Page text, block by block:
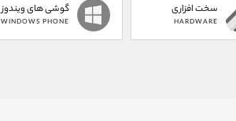
سخت افزاری
HARDWARE
گوشی های ویندوز
WINDOWS PHONE